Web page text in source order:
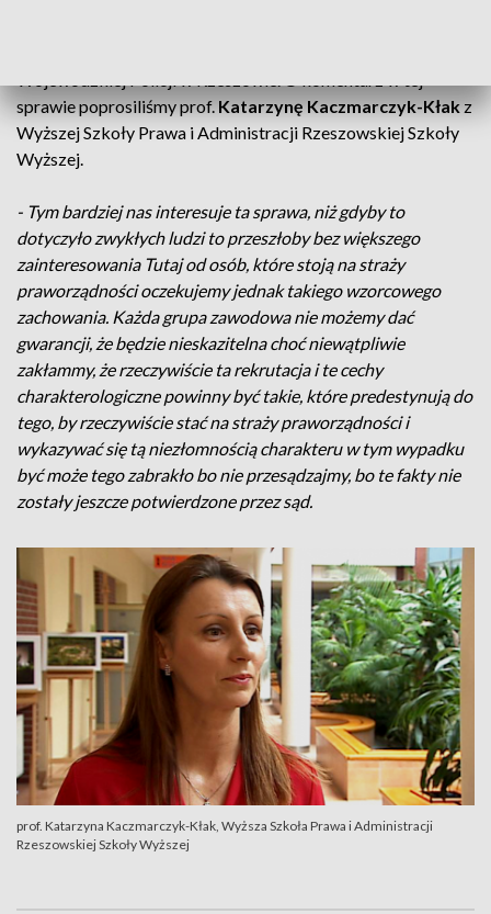
sprawie poprosiliśmy prof.Katarzynę Kaczmarczyk-Kłakz
Wyższej Szkoły Prawa i Administracji Rzeszowskiej Szkoły
Wyższej.
- Tym bardziej nas interesuje ta sprawa, niż gdyby to
dotyczyło zwykłych ludzi to przeszłoby bez większego
zainteresowania Tutaj od osób, które stoją na straży
praworządności oczekujemy jednak takiego wzorcowego
zachowania. Każda grupa zawodowa nie możemy dać
gwarancji, że będzie nieskazitelna choć niewątpliwie
zakłammy, że rzeczywiście ta rekrutacja i te cechy
charakterologiczne powinny być takie, które predestynują do
tego, by rzeczywiście stać na straży praworządności i
wykazywać się tą niezłomnością charakteru w tym wypadku
być może tego zabrakło bo nie przesądzajmy, bo te fakty nie
zostały jeszcze potwierdzone przez sąd.
prof. Katarzyna Kaczmarczyk-Kłak, Wyższa Szkoła Prawa i Administracji
Rzeszowskiej Szkoły Wyższej